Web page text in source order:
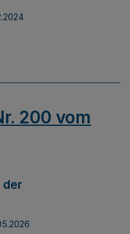
200 vom